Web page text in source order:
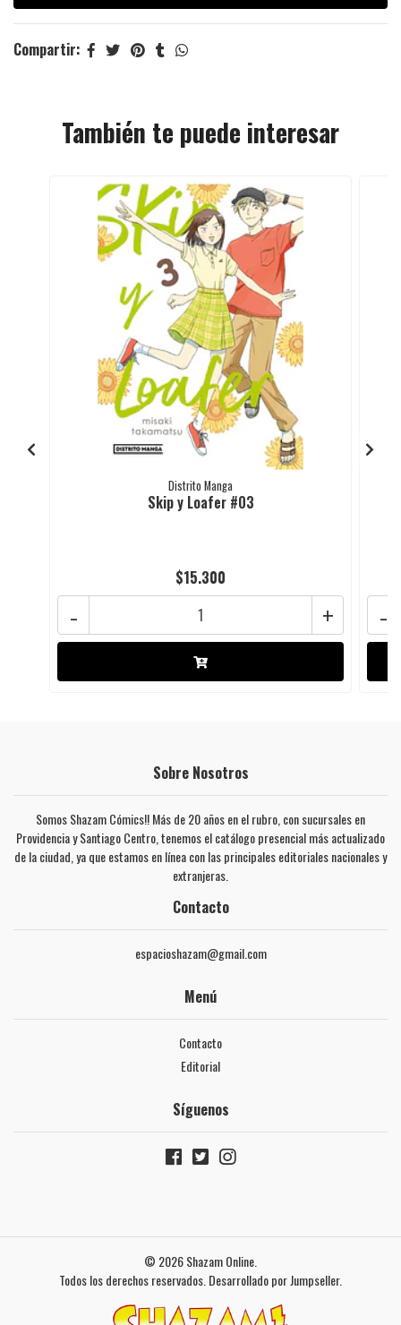
Compartir:
También te puede interesar
Distrito Manga
Skip y Loafer #03
$15.300
+
- -
Sobre Nosotros
Somos Shazam Cómics!! Más de 20 años en el rubro, con sucursales en
Providencia y Santiago Centro, tenemos el catálogo presencial más actualizado
de la ciudad, ya que estamos en línea con las principales editoriales nacionales y
extranjeras.
Contacto
espacioshazam@gmail.com
Menú
Contacto
Editorial
Síguenos
© 2026 Shazam Online.
Todos los derechos reservados. Desarrollado por Jumpseller.